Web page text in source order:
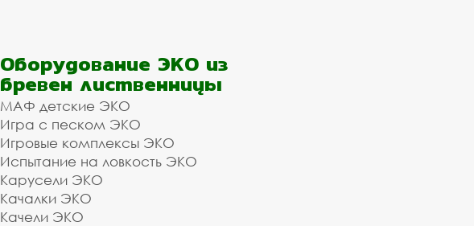
Оборудование ЭКО из
бревен лиственницы
МАФ детские ЭКО
Игра с песком ЭКО
Игровые комплексы ЭКО
Испытание на ловкость ЭКО
Карусели ЭКО
Качалки ЭКО
Качели ЭКО